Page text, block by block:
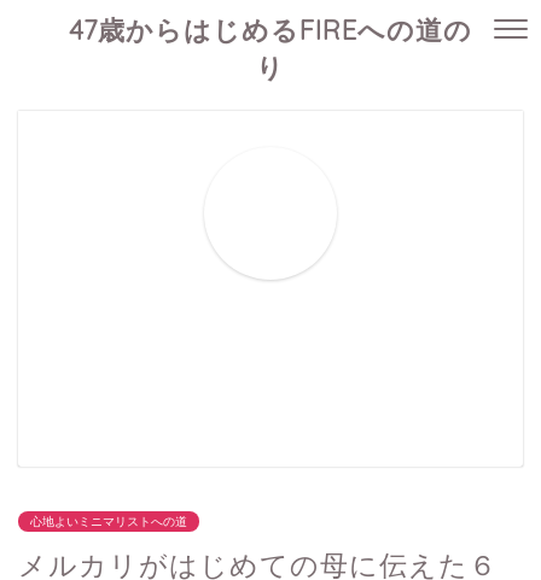
47歳からはじめるFIREへの道の
り
心地よいミニマリストへの道
メルカリがはじめての母に伝えた６